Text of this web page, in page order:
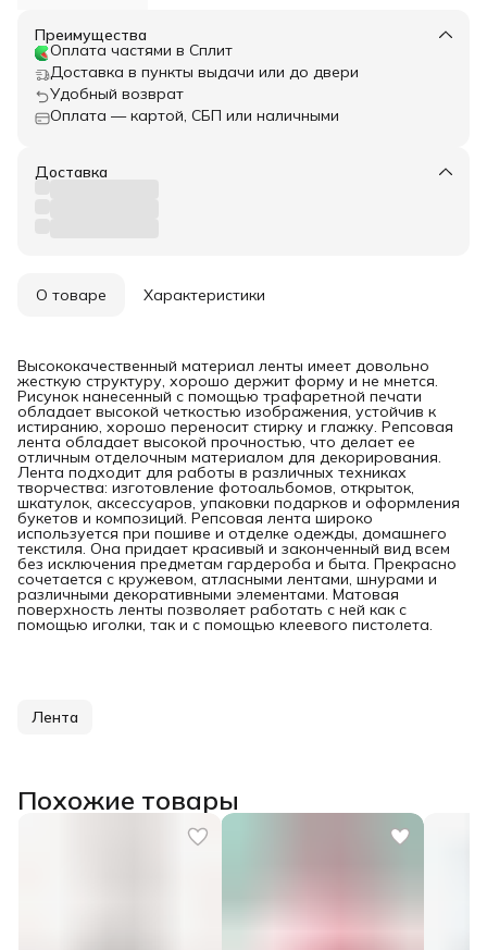
Преимущества
Оплата частями в Сплит
Доставка в пункты выдачи или до двери
Удобный возврат
Оплата — картой, СБП или наличными
Доставка
О товаре Характеристики
Высококачественный материал ленты имеет довольно
жесткую структуру, хорошо держит форму и не мнется.
Рисунок нанесенный с помощью трафаретной печати
обладает высокой четкостью изображения, устойчив к
истиранию, хорошо переносит стирку и глажку. Репсовая
лента обладает высокой прочностью, что делает ее
отличным отделочным материалом для декорирования.
Лента подходит для работы в различных техниках
творчества: изготовление фотоальбомов, открыток,
шкатулок, аксессуаров, упаковки подарков и оформления
букетов и композиций. Репсовая лента широко
используется при пошиве и отделке одежды, домашнего
текстиля. Она придает красивый и законченный вид всем
без исключения предметам гардероба и быта. Прекрасно
сочетается с кружевом, атласными лентами, шнурами и
различными декоративными элементами. Матовая
поверхность ленты позволяет работать с ней как с
помощью иголки, так и с помощью клеевого пистолета.
Лента
Похожие товары